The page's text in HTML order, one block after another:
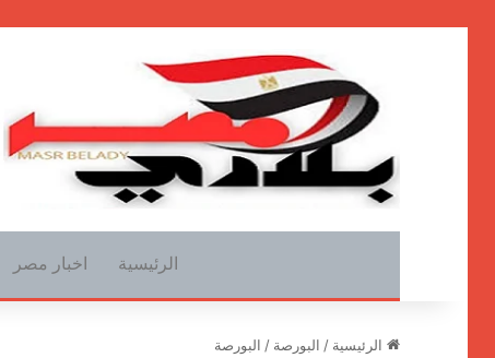
الرئيسية اخبار مصر
الرئيسية / البورصة / البورصة